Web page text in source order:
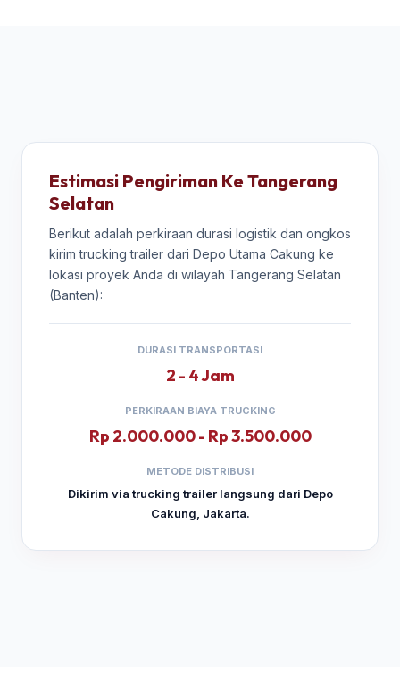
Estimasi Pengiriman Ke Tangerang
Selatan
Berikut adalah perkiraan durasi logistik dan ongkos
kirim trucking trailer dari Depo Utama Cakung ke
lokasi proyek Anda di wilayah Tangerang Selatan
(Banten):
DURASI TRANSPORTASI
2 - 4 Jam
PERKIRAAN BIAYA TRUCKING
Rp 2.000.000 - Rp 3.500.000
METODE DISTRIBUSI
Dikirim via trucking trailer langsung dari Depo
Cakung, Jakarta.